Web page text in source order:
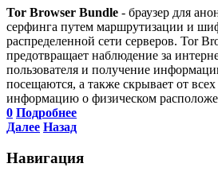
Tor Browser Bundle - браузер для
серфинга путем маршрутизации и
распределенной сети серверов. Tor
предотвращает наблюдение за
пользователя и получение
посещаются, а также скрывает от
информацию о физическом
0 Подробнее
Далее Назад
Навигация